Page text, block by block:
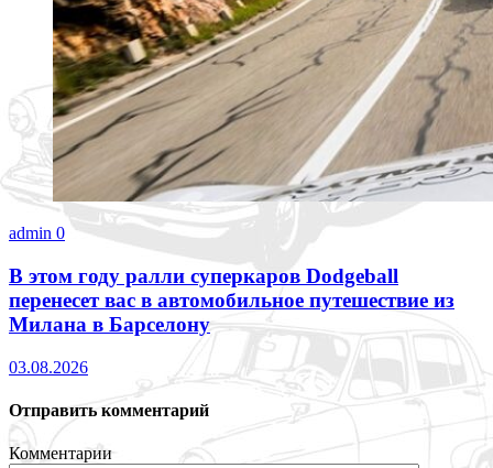
admin 0
В этом году ралли суперкаров Dodgeball
перенесет вас в автомобильное путешествие из
Милана в Барселону
03.08.2026
Отправить комментарий
Комментарии